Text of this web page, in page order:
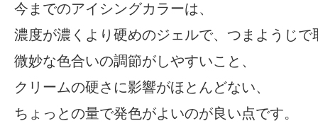
今までのアイシングカラーは、
濃度が濃くより硬めのジェルで、つまようじで
微妙な色合いの調節がしやすいこと、
クリームの硬さに影響がほとんどない、
ちょっとの量で発色がよいのが良い点です。